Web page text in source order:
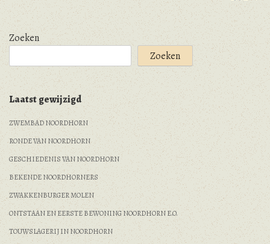
Zoeken
Zoeken
Laatst gewijzigd
ZWEMBAD NOORDHORN
RONDE VAN NOORDHORN
GESCHIEDENIS VAN NOORDHORN
BEKENDE NOORDHORNERS
ZWAKKENBURGER MOLEN
ONTSTAAN EN EERSTE BEWONING NOORDHORN E.O.
TOUWSLAGERIJ IN NOORDHORN